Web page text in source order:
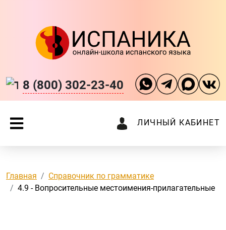
8 (800) 302-23-40
ЛИЧНЫЙ КАБИНЕТ
Главная
Справочник по грамматике
4.9 - Вопросительные местоимения-прилагательные